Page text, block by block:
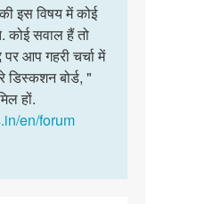
इस विषय में कोई
कोई सवाल हैं तो
पर आप गहरी चर्चा में
डिस्कशन बोर्ड, "
हों.
en/forum